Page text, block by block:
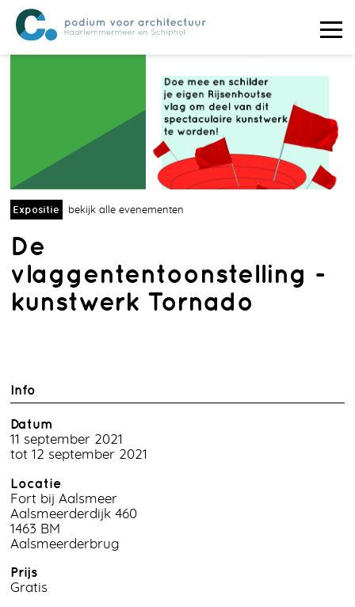
Expositie bekijk alle evenementen
De
vlaggententoonstelling -
kunstwerk Tornado
Info
Datum
11 september 2021
tot 12 september 2021
Locatie
Fort bij Aalsmeer
Aalsmeerderdijk 460
1463 BM
Aalsmeerderbrug
Prijs
Gratis